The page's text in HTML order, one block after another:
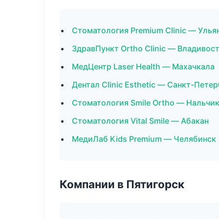
Стоматология Premium Clinic —
ЗдравПункт Ortho Clinic —
МедЦентр Laser Health — Махачкала
Дентал Clinic Esthetic — Санкт-
Стоматология Smile Ortho — Нальчик
Стоматология Vital Smile — Абакан
МедиЛаб Kids Premium — Челябинск
Компании в Пятигорск